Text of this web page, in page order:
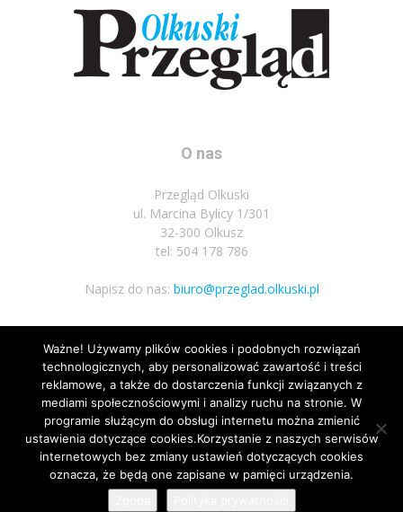
O nas
Przegląd Olkuski
ul. Marcina Bylicy 1/301
32-300 Olkusz
tel: 504 178 786
Napisz do nas: biuro@przeglad.olkuski.pl
Podążaj za nami
Nota prawna Polityka prywatnosci Kariera Regulamin
© Wszelkie prawa zastrzeżone 2020
Ważne! Używamy plików cookies i podobnych rozwiązań
technologicznych, aby personalizować zawartość i treści
reklamowe, a także do dostarczenia funkcji związanych z
mediami społecznościowymi i analizy ruchu na stronie. W
programie służącym do obsługi internetu można zmienić
ustawienia dotyczące cookies.Korzystanie z naszych serwisów
internetowych bez zmiany ustawień dotyczących cookies
oznacza, że będą one zapisane w pamięci urządzenia.